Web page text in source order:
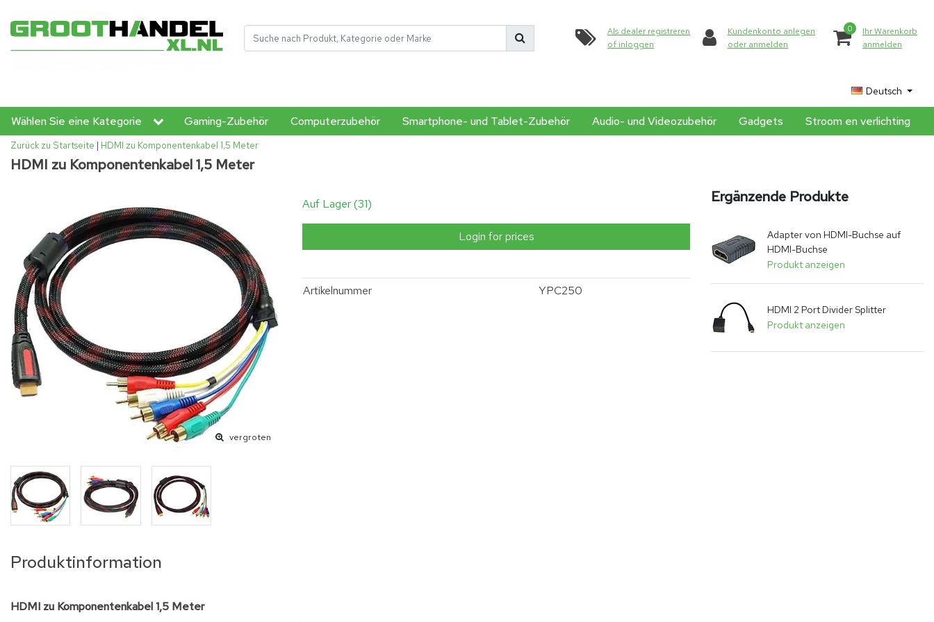
Als dealer registreren
of inloggen
Kundenkonto anlegen
oder anmelden
0
Ihr Warenkorb
anmelden
Deutsch
Wählen Sie eine Kategorie Gaming-Zubehör Computerzubehör Smartphone- und Tablet-Zubehör Audio- und Videozubehör Gadgets Stroom en verlichting
Zurück zu Startseite | HDMI zu Komponentenkabel 1,5 Meter
HDMI zu Komponentenkabel 1,5 Meter
vergroten
Auf Lager (31)
Login for prices
Artikelnummer YPC250
Produktinformation
HDMI zu Komponentenkabel 1,5 Meter
Ergänzende Produkte
Adapter von HDMI-Buchse auf
HDMI-Buchse
Produkt anzeigen
HDMI 2 Port Divider Splitter
Produkt anzeigen